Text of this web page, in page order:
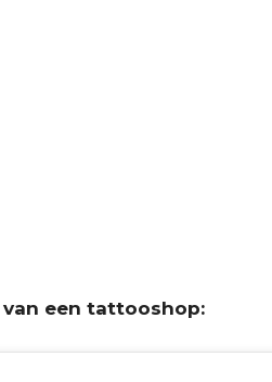
van een tattooshop: